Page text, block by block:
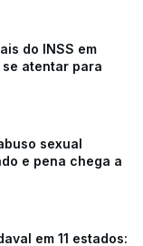
do INSS em
atentar para
sexual
e pena chega a
em 11 estados: